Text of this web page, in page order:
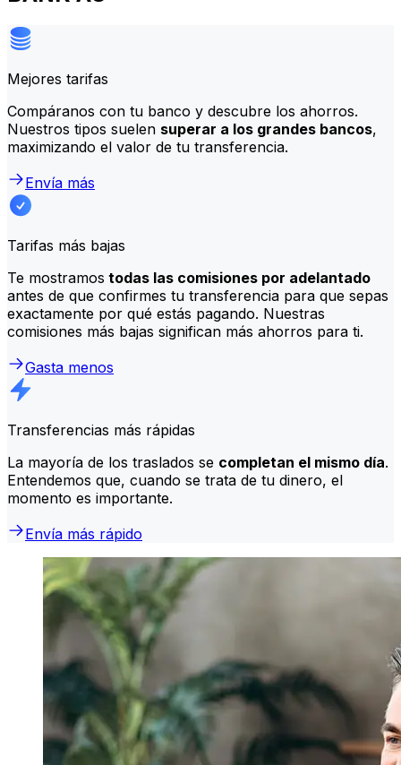
Mejores tarifas
Compáranos con tu banco y descubre los ahorros.
Nuestros tipos suelen superar a los grandes bancos,
maximizando el valor de tu transferencia.
Envía más
Tarifas más bajas
Te mostramos todas las comisiones por adelantado
antes de que confirmes tu transferencia para que sepas
exactamente por qué estás pagando. Nuestras
comisiones más bajas significan más ahorros para ti.
Gasta menos
Transferencias más rápidas
La mayoría de los traslados se completan el mismo día.
Entendemos que, cuando se trata de tu dinero, el
momento es importante.
Envía más rápido